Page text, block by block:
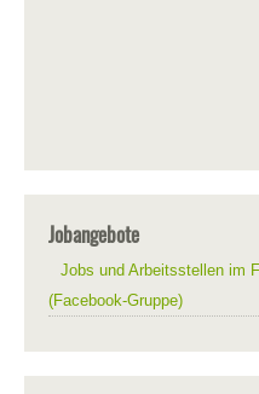
Jobangebote
Jobs und Arbeitsstellen im
(Facebook-Gruppe)